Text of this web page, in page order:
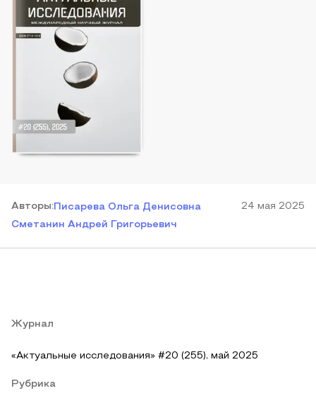
Авторы:Писарева Ольга Денисовна
Сметанин Андрей Григорьевич
24 мая 2025
Журнал
«Актуальные исследования» #20 (255), май 2025
Рубрика